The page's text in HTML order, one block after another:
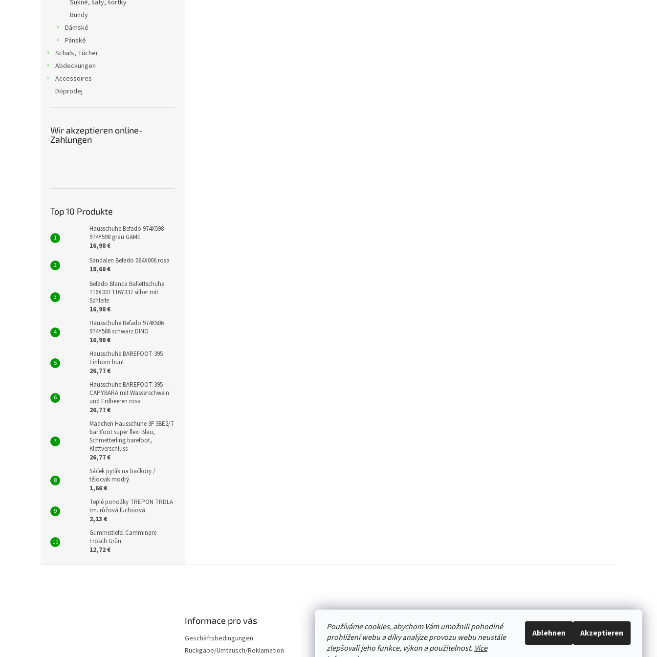
Používáme cookies, abychom Vám umožnili pohodlné
prohlížení webu a díky analýze provozu webu neustále
zlepšovali jeho funkce, výkon a použitelnost. Více
Ablehnen Akzeptieren
Sukně, šaty, šortky
Bundy
Dámské
Pánské
Schals, Tücher
Abdeckungen
Accessoires
Doprodej
Wir akzeptieren online-
Zahlungen
Top 10 Produkte
Hausschuhe Befado 974X598
974Y598 grau GAME
16,98 €
Sandalen Befado 064X006 rosa
18,68 €
Befado Blanca Ballettschuhe
116X337 116Y337 silber mit
Schleife
16,98 €
Hausschuhe Befado 974X586
974Y586 schwarz DINO
16,98 €
Hausschuhe BAREFOOT 395
Einhorn bunt
26,77 €
Hausschuhe BAREFOOT 395
CAPYBARA mit Wasserschwein
und Erdbeeren rosa
26,77 €
Mädchen Hausschuhe 3F 3BE2/7
bar3foot super flexi Blau,
Schmetterling barefoot,
Klettverschluss
26,77 €
Sáček pytlík na bačkory /
tělocvik modrý
1,66 €
Teplé ponožky TREPON TRDLA
tm. růžová fuchsiová
2,13 €
Gummistiefel Camminare
Frosch Grün
12,72 €
Informace pro vás
Geschäftsbedingungen
Rückgabe/Umtausch/Reklamation